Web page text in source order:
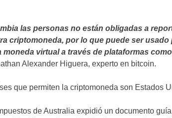
las personas no están obligadas a
criptomoneda, por lo que puede ser
moneda virtual a través de plataformas
Alexander Higuera, experto en bitcoin.
que permiten la criptomoneda son Estados
de Australia expidió un documento